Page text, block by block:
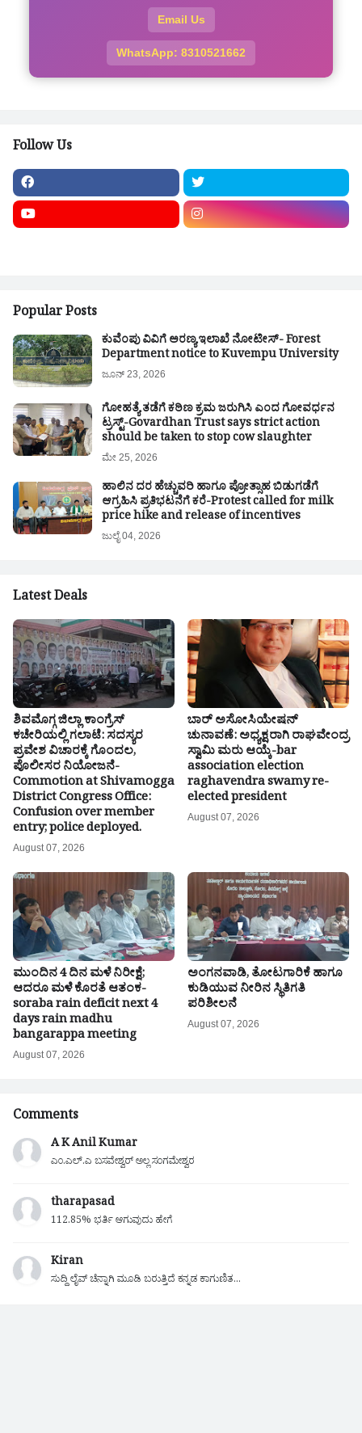
Email Us
WhatsApp: 8310521662
Follow Us
Popular Posts
ಕುವೆಂಪು ವಿವಿಗೆ ಅರಣ್ಯ ಇಲಾಖೆ ನೋಟೀಸ್- Forest
Department notice to Kuvempu University
ಜೂನ್ 23, 2026
ಗೋಹತ್ಯೆ ತಡೆಗೆ ಕಠಿಣ ಕ್ರಮ ಜರುಗಿಸಿ ಎಂದ ಗೋವರ್ಧನ
ಟ್ರಸ್ಟ್-Govardhan Trust says strict action
should be taken to stop cow slaughter
ಮೇ 25, 2026
ಹಾಲಿನ ದರ ಹೆಚ್ಚುವರಿ ಹಾಗೂ ಪ್ರೋತ್ಸಾಹ ಬಿಡುಗಡೆಗೆ
ಆಗ್ರಹಿಸಿ ಪ್ರತಿಭಟನೆಗೆ ಕರೆ-Protest called for milk
price hike and release of incentives
ಜುಲೈ 04, 2026
Latest Deals
ಶಿವಮೊಗ್ಗ ಜಿಲ್ಲಾ ಕಾಂಗ್ರೆಸ್
ಕಚೇರಿಯಲ್ಲಿ ಗಲಾಟೆ: ಸದಸ್ಯರ
ಪ್ರವೇಶ ವಿಚಾರಕ್ಕೆ ಗೊಂದಲ,
ಪೊಲೀಸರ ನಿಯೋಜನೆ-
Commotion at Shivamogga
District Congress Office:
Confusion over member
entry; police deployed.
August 07, 2026
ಬಾರ್ ಅಸೋಸಿಯೇಷನ್
ಚುನಾವಣೆ: ಅಧ್ಯಕ್ಷರಾಗಿ ರಾಘವೇಂದ್ರ
ಸ್ವಾಮಿ ಮರು ಆಯ್ಕೆ-bar
association election
raghavendra swamy re-
elected president
August 07, 2026
ಮುಂದಿನ 4 ದಿನ ಮಳೆ ನಿರೀಕ್ಷೆ;
ಆದರೂ ಮಳೆ ಕೊರತೆ ಆತಂಕ-
soraba rain deficit next 4
days rain madhu
bangarappa meeting
August 07, 2026
ಅಂಗನವಾಡಿ, ತೋಟಗಾರಿಕೆ ಹಾಗೂ
ಕುಡಿಯುವ ನೀರಿನ ಸ್ಥಿತಿಗತಿ
ಪರಿಶೀಲನೆ
August 07, 2026
Comments
A K Anil Kumar
ಎಂ.ಎಲ್.ಎ ಬಸವೇಶ್ವರ್ ಅಲ್ಲ ಸಂಗಮೇಶ್ವರ
tharapasad
112.85% ಭರ್ತಿ ಆಗುವುದು ಹೇಗೆ
Kiran
ಸುದ್ದಿ ಲೈವ್ ಚೆನ್ನಾಗಿ ಮೂಡಿ ಬರುತ್ತಿದೆ ಕನ್ನಡ ಕಾಗುಣಿತ...